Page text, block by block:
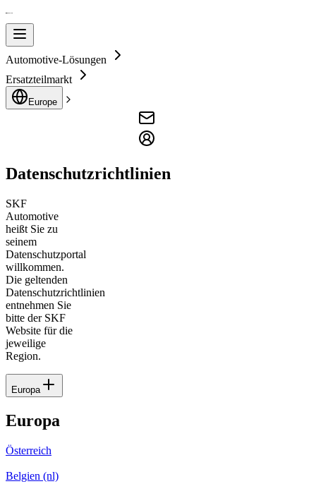
Automotive-Lösungen
Ersatzteilmarkt
Europe
Datenschutzrichtlinien
SKF
Automotive
heißt Sie zu
seinem
Datenschutzportal
willkommen.
Die geltenden
Datenschutzrichtlinien
entnehmen Sie
bitte der SKF
Website für die
jeweilige
Region.
Europa
Europa
Österreich
Belgien (nl)